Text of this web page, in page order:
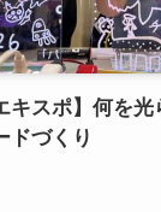
キスポ】何を
ドづくり